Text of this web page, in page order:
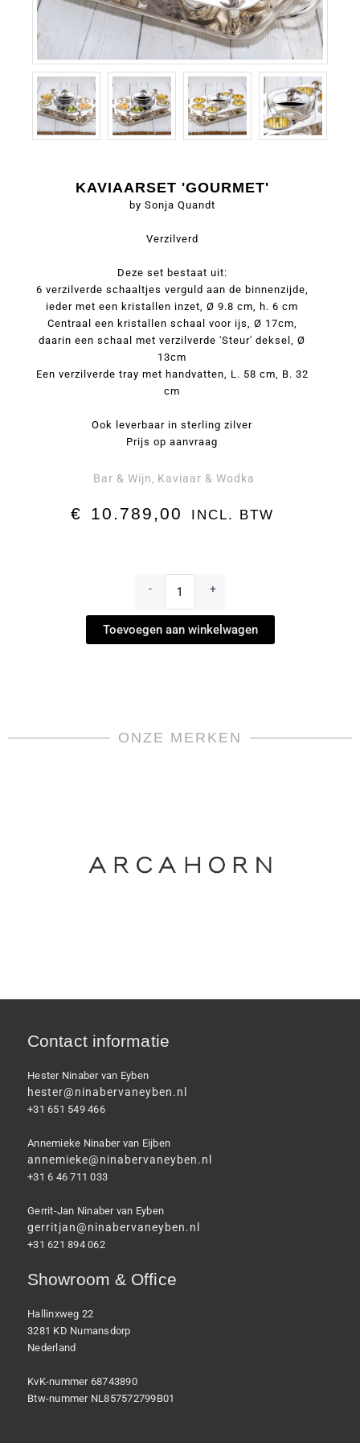
KAVIAARSET 'GOURMET'
by Sonja Quandt
Verzilverd
Deze set bestaat uit:
6 verzilverde schaaltjes verguld aan de binnenzijde,
ieder met een kristallen inzet, Ø 9.8 cm, h. 6 cm
Centraal een kristallen schaal voor ijs, Ø 17cm,
daarin een schaal met verzilverde 'Steur' deksel, Ø
13cm
Een verzilverde tray met handvatten, L. 58 cm, B. 32
cm
Ook leverbaar in sterling zilver
Prijs op aanvraag
Bar & Wijn , Kaviaar & Wodka
€ 10.789,00 INCL. BTW
-
Sonja
Quandt
+
Toevoegen aan winkelwagen
ONZE MERKEN
Contact informatie
Hester Ninaber van Eyben
hester@ninabervaneyben.nl
+31 651 549 466
Annemieke Ninaber van Eijben
annemieke@ninabervaneyben.nl
+31 6 46 711 033
Gerrit-Jan Ninaber van Eyben
gerritjan@ninabervaneyben.nl
+31 621 894 062
Showroom & Office
Hallinxweg 22
3281 KD Numansdorp
Nederland
KvK-nummer 68743890
Btw-nummer NL857572799B01